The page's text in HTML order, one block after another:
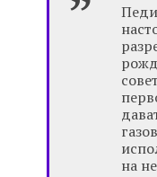
на